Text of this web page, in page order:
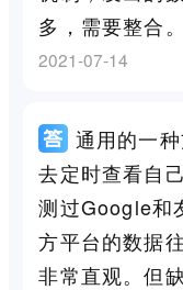
多，需要整合。
2021-07-14
通用的一
去定时查看自
测过Google和
方平台的数据
非常直观。但